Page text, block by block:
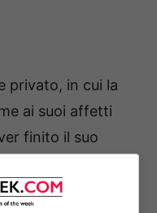
privato, in cui la
ai suoi affetti
finito il suo
più il cancro –